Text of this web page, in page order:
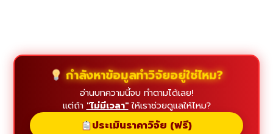
กำลังหาข้อมูลทำวิจัยอยู่ใช่ไหม?
อ่านบทความนี้จบ ทำตามได้เลย!
แต่ถ้า "ไม่มีเวลา"ให้เราช่วยดูแลให้ไหม?
ประเมินราคาวิจัย (ฟรี)